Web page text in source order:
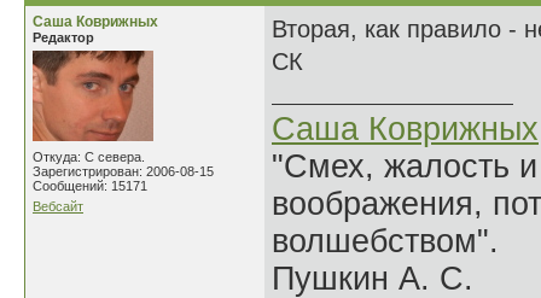
Саша Коврижных
Редактор
Откуда: С севера.
Зарегистрирован: 2006-08-15
Сообщений: 15171
Вебсайт
Вторая, как правило -
СК
Саша Коврижных
"Смех, жалость
воображения,
волшебством".
Пушкин А. С.